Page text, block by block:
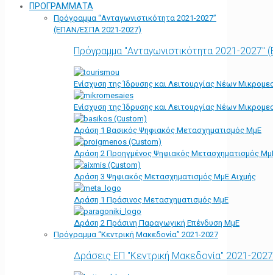
ΠΡΟΓΡΑΜΜΑΤΑ
Πρόγραμμα “Ανταγωνιστικότητα 2021-2027”
(ΕΠΑΝ/ΕΣΠΑ 2021-2027)
Πρόγραμμα "Ανταγωνιστικότητα 2021-
Ενίσχυση της Ίδρυσης και Λειτουργίας Νέων
Ενίσχυση της Ίδρυσης και Λειτουργίας Νέων
Δράση 1 Βασικός Ψηφιακός Μετασχηματισμός ΜμΕ
Δράση 2 Προηγμένος Ψηφιακός Μετασχηματισμός
Δράση 3 Ψηφιακός Μετασχηματισμός ΜμΕ Αιχμής
Δράση 1 Πράσινος Μετασχηματισμός ΜμΕ
Δράση 2 Πράσινη Παραγωγική Επένδυση ΜμΕ
Πρόγραμμα “Κεντρική Μακεδονία” 2021-2027
Δράσεις ΕΠ "Κεντρική Μακεδονία" 2021-2027